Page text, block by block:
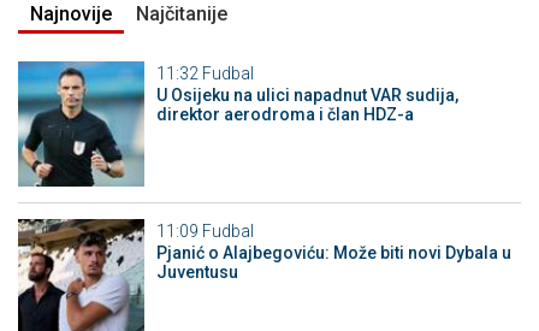
Najnovije Najčitanije
11:32 Fudbal
U Osijeku na ulici napadnut VAR sudija,
direktor aerodroma i član HDZ-a
11:09 Fudbal
Pjanić o Alajbegoviću: Može biti novi Dybala u
Juventusu